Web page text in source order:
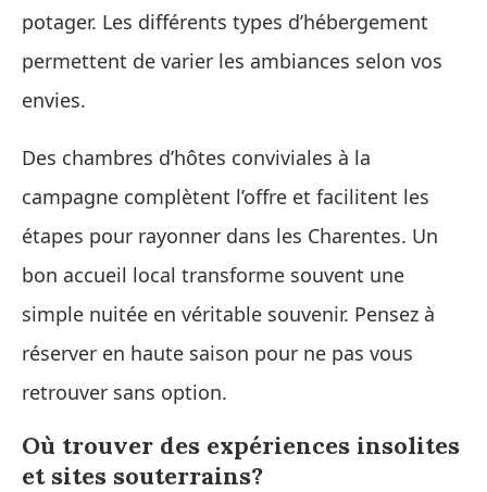
potager. Les différents types d’hébergement
permettent de varier les ambiances selon vos
envies.
Des chambres d’hôtes conviviales à la
campagne complètent l’offre et facilitent les
étapes pour rayonner dans les Charentes. Un
bon accueil local transforme souvent une
simple nuitée en véritable souvenir. Pensez à
réserver en haute saison pour ne pas vous
retrouver sans option.
Où trouver des expériences insolites
et sites souterrains?